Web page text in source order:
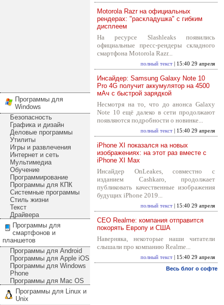
Программы для
Windows
Безопасность
Графика и дизайн
Деловые программы
Утилиты
Игры и развлечения
Интернет и сеть
Мультимедиа
Обучение
Программирование
Программы для КПК
Системные программы
Стиль жизни
Текст
Драйвера
Программы для
смартфонов и
планшетов
Программы для Android
Программы для Apple iOS
Программы для Windows
Phone
Программы для Mac OS
Программы для Linux и
Unix
Motorola Razr на официальных
рендерах: "раскладушка" с гибким
дисплеем
На ресурсе Slashleaks появились
официальные пресс-рендеры складного
смартфона Motorola Razr...
полный текст | 15:40 29 апреля
Инсайдер: Samsung Galaxy Note 10
Pro 4G получит аккумулятор на 4500
мАч с быстрой зарядкой
Несмотря на то, что до анонса Galaxy
Note 10 ещё далеко в сети продолжают
появляются подробности о новинке...
полный текст | 15:40 29 апреля
iPhone XI показался на новых
изображениях: на этот раз вместе с
iPhone XI Max
Инсайдер OnLeakes, совместно с
изданием Cashkaro, продолжает
публиковать качественные изображения
будущих iPhone 2019...
полный текст | 15:40 29 апреля
CEO Realme: компания отправится
покорять Европу и США
Наверняка, некоторые наши читатели
слышали про компанию Realme...
полный текст | 15:40 29 апреля
Весь блог о софте